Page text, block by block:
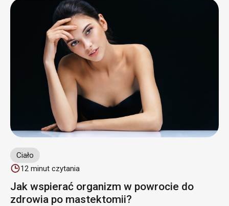
Ciało
12 minut czytania
Jak wspierać organizm w powrocie do
zdrowia po mastektomii?